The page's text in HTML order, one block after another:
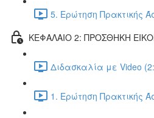
5. Ερώτηση Πρακτικής
ΚΕΦΑΛΑΙΟ 2: ΠΡΟΣΘΗΚΗ
Διδασκαλία με Video
1. Ερώτηση Πρακτικής